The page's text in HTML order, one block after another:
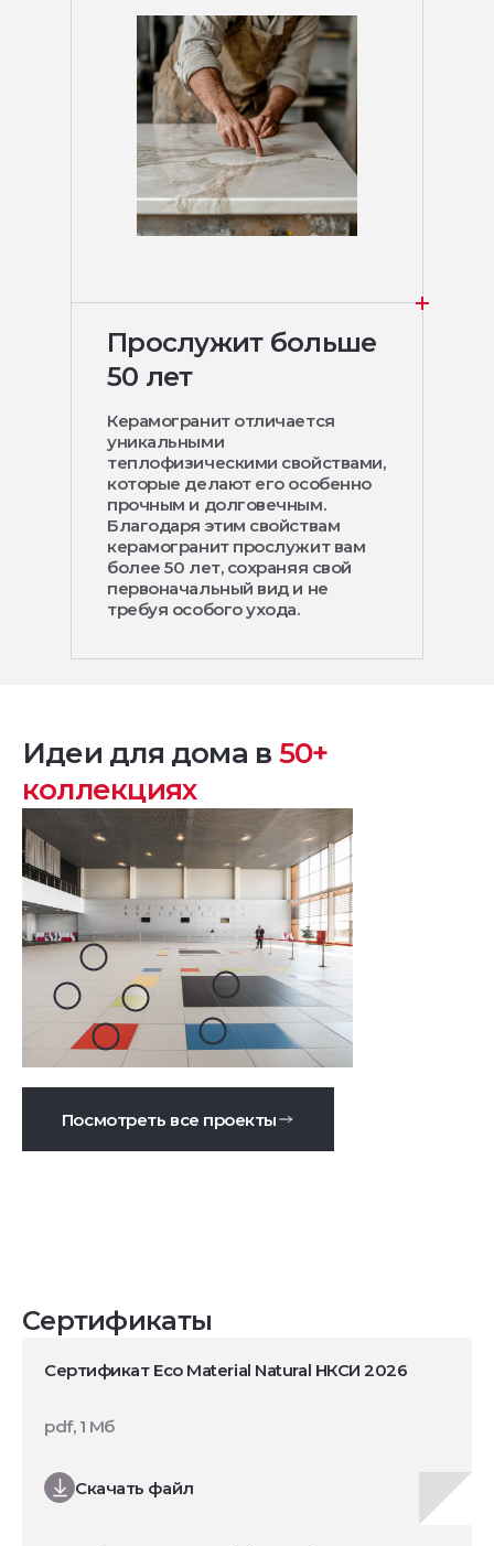
Прослужит больше
50 лет
Керамогранит отличается
уникальными
теплофизическими свойствами,
которые делают его особенно
прочным и долговечным.
Благодаря этим свойствам
керамогранит прослужит вам
более 50 лет, сохраняя свой
первоначальный вид и не
требуя особого ухода.
Идеи для дома в 50+
коллекциях
Посмотреть все проекты
Сертификаты
Сертификат Eco Material Natural НКСИ 2026
Скачать файл
pdf, 1 Мб